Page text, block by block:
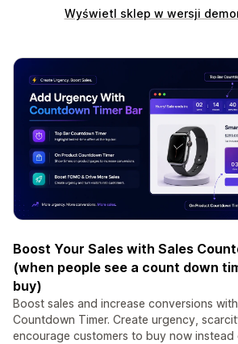
Wyświetl sklep w wersji
Boost Your Sales with Sales
(when people see a count down
buy)
Boost sales and increase conversions
Countdown Timer. Create urgency,
encourage customers to buy now